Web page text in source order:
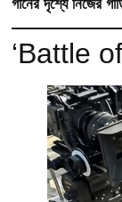
গানের দৃশ্যে নিজের
‘Battle of